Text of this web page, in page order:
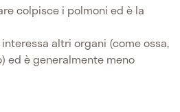
colpisce i polmoni ed è la
altri organi (come ossa,
ed è generalmente meno